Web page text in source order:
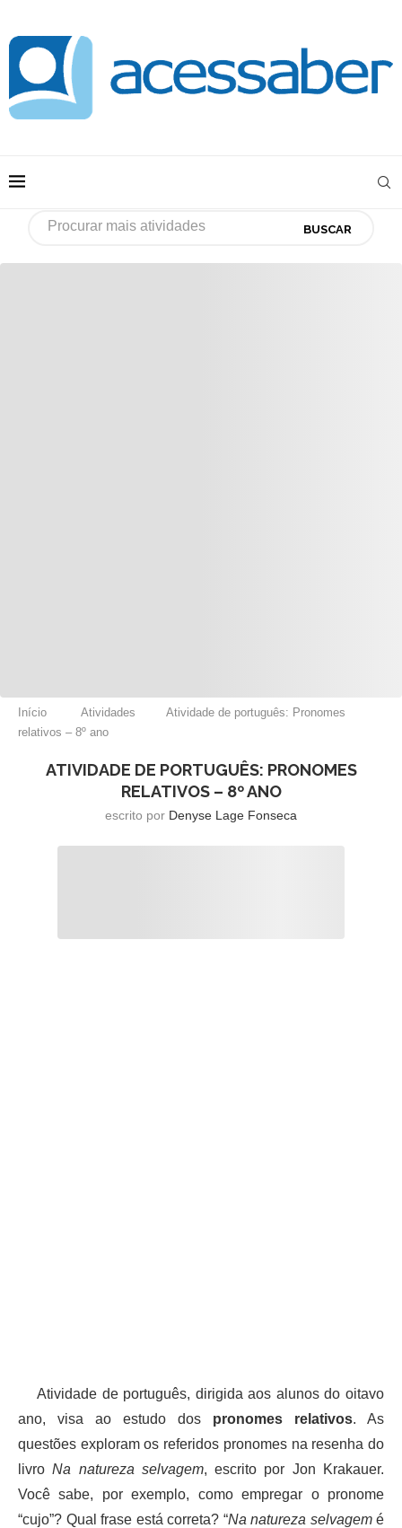
BUSCAR
Início Atividades
Atividade de português: Pronomes
relativos – 8º ano
ATIVIDADE DE PORTUGUÊS: PRONOMES
RELATIVOS – 8º ANO
escrito por Denyse Lage Fonseca
Atividade de português, dirigida aos alunos do oitavo
ano, visa ao estudo dos pronomes relativos. As
questões exploram os referidos pronomes na resenha do
livroNa natureza selvagem, escrito por Jon Krakauer.
Você sabe, por exemplo, como empregar o pronome
“cujo”? Qual frase está correta? “Na natureza selvagem é